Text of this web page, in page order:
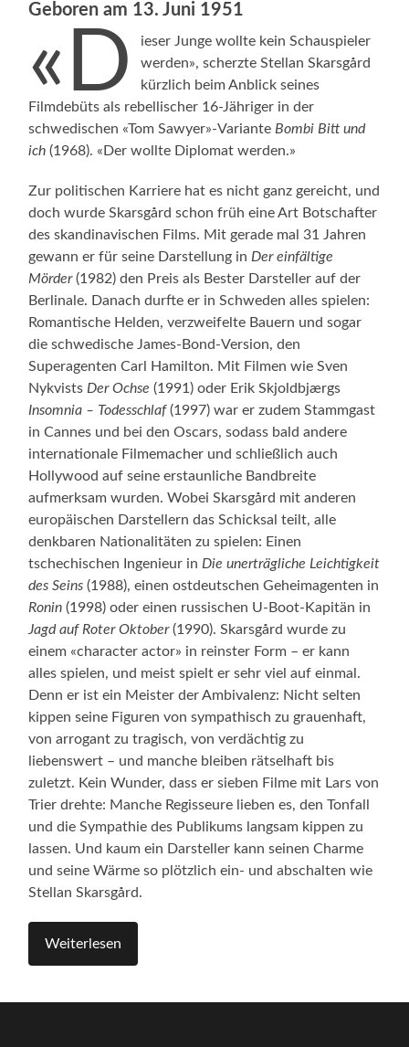
Geboren am 13. Juni 1951
«D
ieser Junge wollte kein Schauspieler
werden», scherzte Stellan Skarsgård
kürzlich beim Anblick seines
Filmdebüts als rebellischer 16-Jähriger in der
schwedischen «Tom Sawyer»-VarianteBombi Bitt und
ich (1968). «Der wollte Diplomat werden.»
Zur politischen Karriere hat es nicht ganz gereicht, und
doch wurde Skarsgård schon früh eine Art Botschafter
des skandinavischen Films. Mit gerade mal 31 Jahren
gewann er für seine Darstellung inDer einfältige
Mörder(1982) den Preis als Bester Darsteller auf der
Berlinale. Danach durfte er in Schweden alles spielen:
Romantische Helden, verzweifelte Bauern und sogar
die schwedische James-Bond-Version, den
Superagenten Carl Hamilton. Mit Filmen wie Sven
NykvistsDer Ochse (1991) oder Erik Skjoldbjærgs
Insomnia – Todesschlaf(1997) war er zudem Stammgast
in Cannes und bei den Oscars, sodass bald andere
internationale Filmemacher und schließlich auch
Hollywood auf seine erstaunliche Bandbreite
aufmerksam wurden. Wobei Skarsgård mit anderen
europäischen Darstellern das Schicksal teilt, alle
denkbaren Nationalitäten zu spielen: Einen
tschechischen Ingenieur inDie unerträgliche Leichtigkeit
des Seins(1988), einen ostdeutschen Geheimagenten in
Ronin (1998) oder einen russischen U-Boot-Kapitän in
Jagd auf Roter Oktober(1990). Skarsgård wurde zu
einem «character actor» in reinster Form – er kann
alles spielen, und meist spielt er sehr viel auf einmal.
Denn er ist ein Meister der Ambivalenz: Nicht selten
kippen seine Figuren von sympathisch zu grauenhaft,
von arrogant zu tragisch, von verdächtig zu
liebenswert – und manche bleiben rätselhaft bis
zuletzt. Kein Wunder, dass er sieben Filme mit Lars von
Trier drehte: Manche Regisseure lieben es, den Tonfall
und die Sympathie des Publikums langsam kippen zu
lassen. Und kaum ein Darsteller kann seinen Charme
und seine Wärme so plötzlich ein- und abschalten wie
Stellan Skarsgård.
Weiterlesen